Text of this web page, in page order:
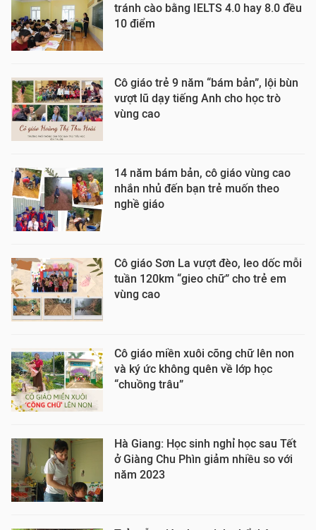
tránh cào bằng IELTS 4.0 hay 8.0 đều
10 điểm
Cô giáo trẻ 9 năm “bám bản”, lội bùn
vượt lũ dạy tiếng Anh cho học trò
vùng cao
14 năm bám bản, cô giáo vùng cao
nhắn nhủ đến bạn trẻ muốn theo
nghề giáo
Cô giáo Sơn La vượt đèo, leo dốc mỗi
tuần 120km “gieo chữ” cho trẻ em
vùng cao
Cô giáo miền xuôi cõng chữ lên non
và ký ức không quên về lớp học
“chuồng trâu”
Hà Giang: Học sinh nghỉ học sau Tết
ở Giàng Chu Phìn giảm nhiều so với
năm 2023